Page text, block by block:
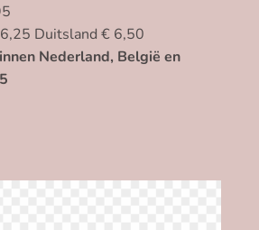
Duitsland € 6,50
Nederland, België en